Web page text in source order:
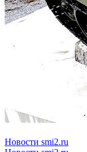
Новости smi2.ru